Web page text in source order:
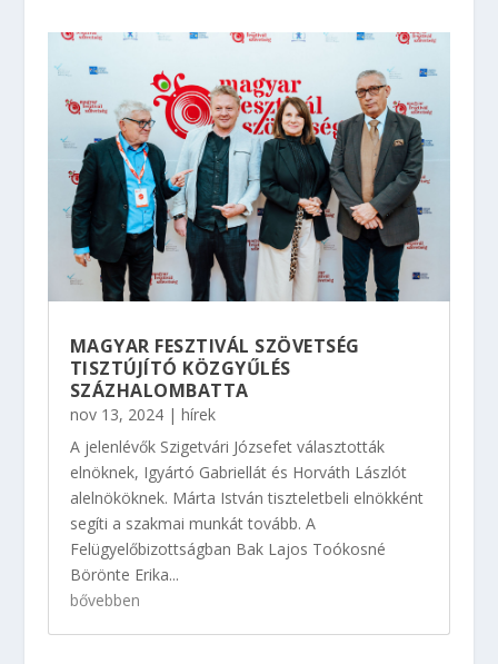
MAGYAR FESZTIVÁL SZÖVETSÉG
TISZTÚJÍTÓ KÖZGYŰLÉS
SZÁZHALOMBATTA
nov 13, 2024| hírek
A jelenlévők Szigetvári Józsefet választották
elnöknek, Igyártó Gabriellát és Horváth Lászlót
alelnököknek. Márta István tiszteletbeli elnökként
segíti a szakmai munkát tovább. A
Felügyelőbizottságban Bak Lajos Toókosné
Börönte Erika...
bővebben